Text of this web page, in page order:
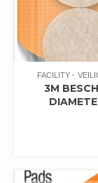
FACILITY
3M